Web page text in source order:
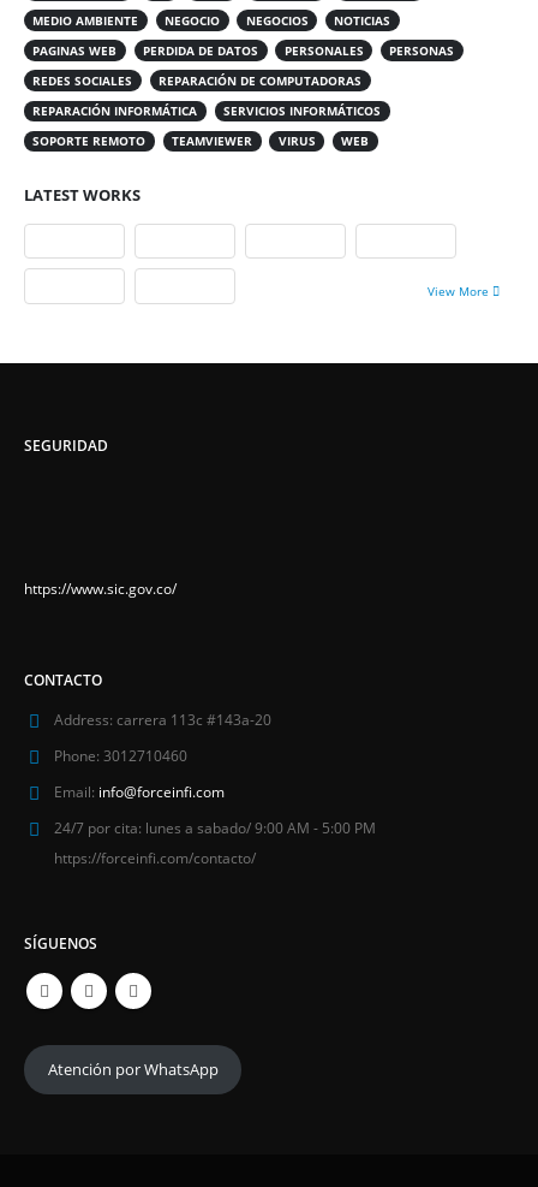
MEDIO AMBIENTE
NEGOCIO NEGOCIOS
NOTICIAS
PAGINAS WEB
PERDIDA DE DATOS PERSONALES
PERSONAS
REDES SOCIALES
REPARACIÓN DE COMPUTADORAS
REPARACIÓN INFORMÁTICA
SERVICIOS INFORMÁTICOS
SOPORTE REMOTO
TEAMVIEWER VIRUS WEB
LATEST WORKS
View More
SEGURIDAD
https://www.sic.gov.co/
CONTACTO
Address: carrera 113c #143a-20
Phone: 3012710460
Email: info@forceinfi.com
24/7 por cita: lunes a sabado/ 9:00 AM - 5:00 PM
https://forceinfi.com/contacto/
SÍGUENOS
Atención por WhatsApp